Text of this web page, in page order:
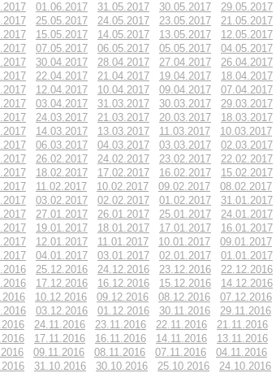
01.06.2017 31.05.2017 30.05.2017 29.05.2017
25.05.2017 24.05.2017 23.05.2017 21.05.2017
15.05.2017 14.05.2017 13.05.2017 12.05.2017
07.05.2017 06.05.2017 05.05.2017 04.05.2017
30.04.2017 28.04.2017 27.04.2017 26.04.2017
22.04.2017 21.04.2017 19.04.2017 18.04.2017
12.04.2017 10.04.2017 09.04.2017 07.04.2017
03.04.2017 31.03.2017 30.03.2017 29.03.2017
24.03.2017 21.03.2017 20.03.2017 18.03.2017
14.03.2017 13.03.2017 11.03.2017 10.03.2017
06.03.2017 04.03.2017 03.03.2017 02.03.2017
26.02.2017 24.02.2017 23.02.2017 22.02.2017
18.02.2017 17.02.2017 16.02.2017 15.02.2017
11.02.2017 10.02.2017 09.02.2017 08.02.2017
03.02.2017 02.02.2017 01.02.2017 31.01.2017
27.01.2017 26.01.2017 25.01.2017 24.01.2017
19.01.2017 18.01.2017 17.01.2017 16.01.2017
12.01.2017 11.01.2017 10.01.2017 09.01.2017
04.01.2017 03.01.2017 02.01.2017 01.01.2017
25.12.2016 24.12.2016 23.12.2016 22.12.2016
17.12.2016 16.12.2016 15.12.2016 14.12.2016
10.12.2016 09.12.2016 08.12.2016 07.12.2016
03.12.2016 01.12.2016 30.11.2016 29.11.2016
24.11.2016 23.11.2016 22.11.2016 21.11.2016
17.11.2016 16.11.2016 14.11.2016 13.11.2016
09.11.2016 08.11.2016 07.11.2016 04.11.2016
31.10.2016 30.10.2016 25.10.2016 24.10.2016